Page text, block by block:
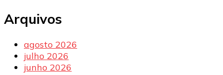
Arquivos
agosto 2026
julho 2026
junho 2026